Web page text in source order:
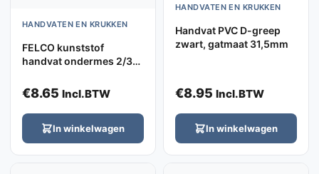
HANDVATEN EN KRUKKEN
FELCO kunststof
handvat ondermes 2/36
€8.65 Incl.BTW
In winkelwagen
HANDVATEN EN KRUKKEN
Handvat PVC D-greep
zwart, gatmaat 31,5mm
€8.95 Incl.BTW
In winkelwagen